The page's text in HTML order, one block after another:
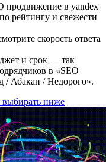
продвижение в yandex
рейтингу и свежести
скорость ответа
и срок — так
в «SEO
/ Абакан / Недорого».
выбирать ниже